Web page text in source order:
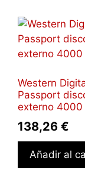
Western
Passport
externo 4000
138,26 €
Añadir al